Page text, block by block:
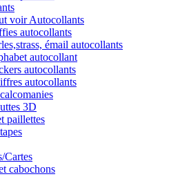
voir Autocollants
autocollants
émail autocollants
autocollant
autocollants
autocollants
3D
paillettes
Cartes
cabochons